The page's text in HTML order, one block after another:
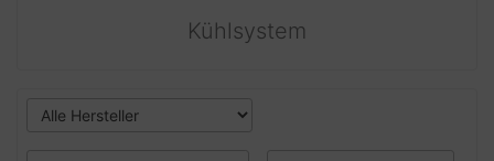
Kühlsystem